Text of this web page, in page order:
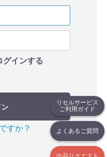
リセルサービス
ご利用ガイド
よくあるご質問
グインする
ン
すか？